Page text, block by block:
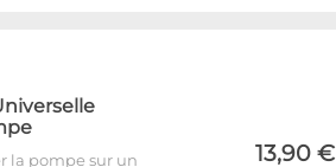
la pompe sur un
13,90 €